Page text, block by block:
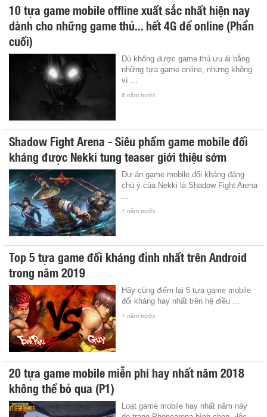
10 tựa game mobile offline xuất sắc nhất hiện nay
dành cho những game thủ... hết 4G để online (Phần
cuối)
Dù không được game thủ ưu ái bằng
những tựa game online, nhưng không
vì ...
6 năm trước
Shadow Fight Arena - Siêu phẩm game mobile đối
kháng được Nekki tung teaser giới thiệu sớm
Dự án game mobile đối kháng đáng
chú ý của Nekki là Shadow Fight Arena
7 năm trước
Top 5 tựa game đối kháng đỉnh nhất trên Android
trong năm 2019
Hãy cùng điểm lại 5 tựa game mobile
đối kháng hay nhất trên hệ điều ...
7 năm trước
20 tựa game mobile miễn phí hay nhất năm 2018
không thể bỏ qua (P1)
Loạt game mobile hay nhất năm này